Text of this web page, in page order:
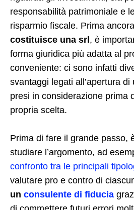
responsabilità patrimoniale e
risparmio fiscale. Prima
costituisce una srl , è
forma giuridica più adatta al
conveniente: ci sono infatti
svantaggi legati all’apertura
presi in considerazione prima
propria scelta.
Prima di fare il grande passo,
studiare l’argomento, ad
confronto tra le principali
valutare pro e contro di
un consulente di fiducia